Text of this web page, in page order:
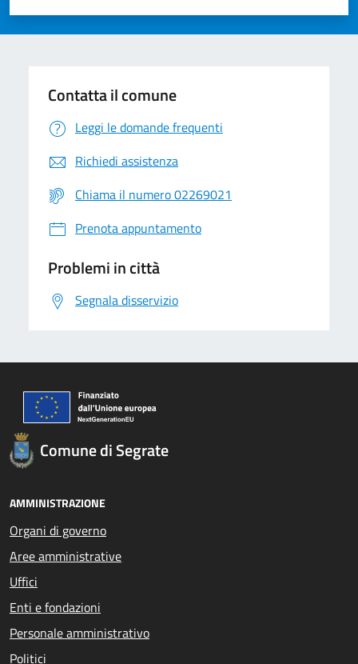
Valuta 5 stelle su 5
Valuta 4 stelle su 5
Valuta 3 stelle su 5
Valuta 2 stelle su 5
Valuta 1 stelle su 5
Contatta il comune
Leggi le domande frequenti
Richiedi assistenza
Chiama il numero 02269021
Prenota appuntamento
Problemi in città
Segnala disservizio
Comune di Segrate
AMMINISTRAZIONE
Organi di governo
Aree amministrative
Uffici
Enti e fondazioni
Personale amministrativo
Politici